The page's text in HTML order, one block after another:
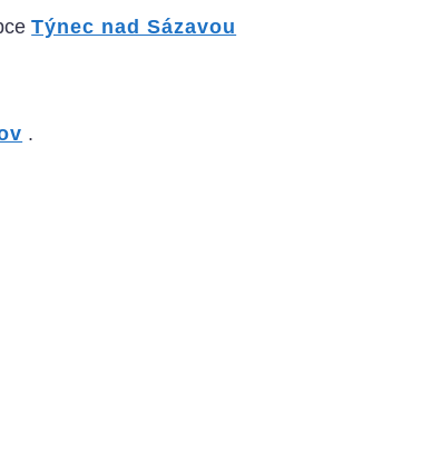
Týnec nad Sázavou
.